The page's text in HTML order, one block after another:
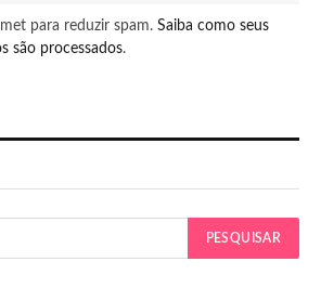
para reduzir spam. Saiba como seus
são processados.